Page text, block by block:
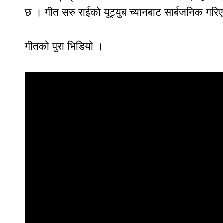
छ । गीत सरु राईको यूट्युब च्यानबाट सार्बजनिक
गीतको पुरा भिडियो ।